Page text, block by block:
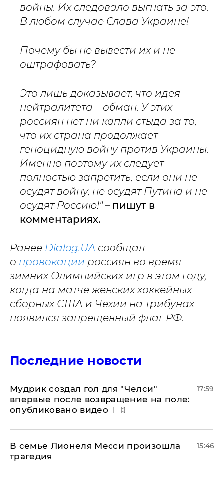
войны. Их следовало выгнать за это.
В любом случае Слава Украине!
Почему бы не вывести их и не
оштрафовать?
Это лишь доказывает, что идея
нейтралитета – обман. У этих
россиян нет ни капли стыда за то,
что их страна продолжает
геноцидную войну против Украины.
Именно поэтому их следует
полностью запретить, если они не
осудят войну, не осудят Путина и не
осудят Россию!"– пишут в
комментариях.
Ранее Dialog.UA сообщал
о провокации россиян во время
зимних Олимпийских игр в этом году,
когда на матче женских хоккейных
сборных США и Чехии на трибунах
появился запрещенный флаг РФ.
Последние новости
Мудрик создал гол для "Челси"
впервые после возвращение на поле:
опубликовано видео
17:59
В семье Лионеля Месси произошла
трагедия
15:46